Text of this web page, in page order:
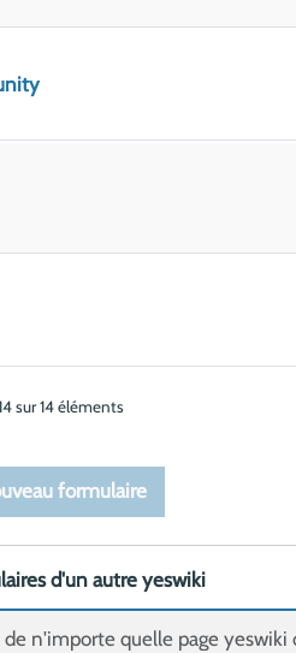
sur 14 éléments
formulaire
d'un autre yeswiki